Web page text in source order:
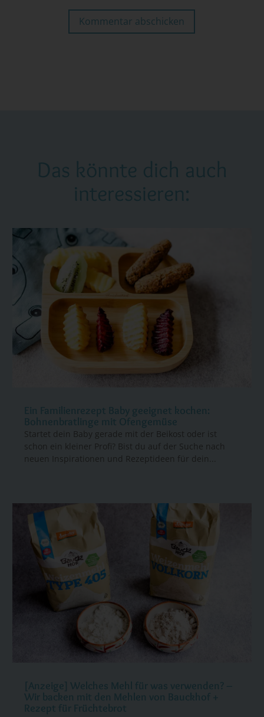
Kommentar abschicken
Das könnte dich auch
interessieren:
Ein Familienrezept Baby geeignet kochen:
Bohnenbratlinge mit Ofengemüse
Startet dein Baby gerade mit der Beikost oder ist
schon ein kleiner Profi? Bist du auf der Suche nach
neuen Inspirationen und Rezeptideen für dein...
[Anzeige] Welches Mehl für was verwenden? –
Wir backen mit den Mehlen von Bauckhof +
Rezept für Früchtebrot